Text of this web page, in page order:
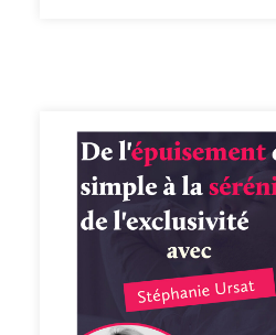
d'écoute favorite ! Que
Peut-être mettre une note et
plateforme de podcast pour le
d'autres conseillers. Merci pour
vous voulez passer à l'action et
conseils pour exploiter
pouvez bénéficier d'un bilan
l’équipe. Cliquez ici pour
https://meetings.hubspot.com/
podcast )